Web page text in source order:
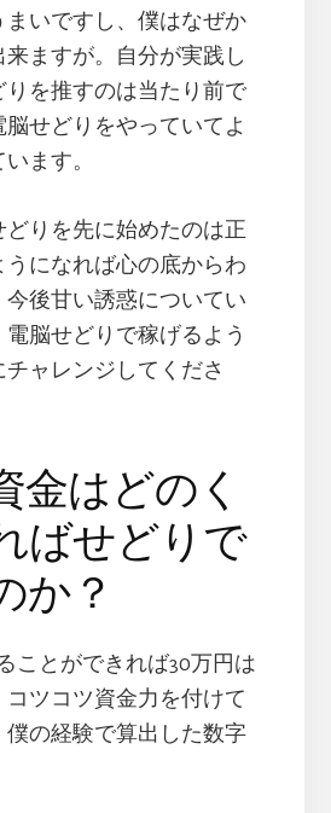
まいですし、僕はなぜか
ますが。自分が実践し
りを推すのは当たり前で
せどりをやっていてよ
ます。
どりを先に始めたのは正
になれば心の底からわ
今後甘い誘惑についてい
脳せどりで稼げるよう
ャレンジしてくださ
金はどのく
ばせどりで
か？
ことができれば30万円は
ツコツ資金力を付けて
僕の経験で算出した数字